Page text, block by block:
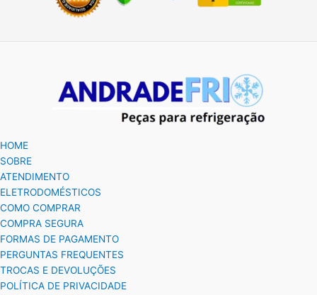
HOME
SOBRE
ATENDIMENTO
ELETRODOMÉSTICOS
COMO COMPRAR
COMPRA SEGURA
FORMAS DE PAGAMENTO
PERGUNTAS FREQUENTES
TROCAS E DEVOLUÇÕES
POLÍTICA DE PRIVACIDADE